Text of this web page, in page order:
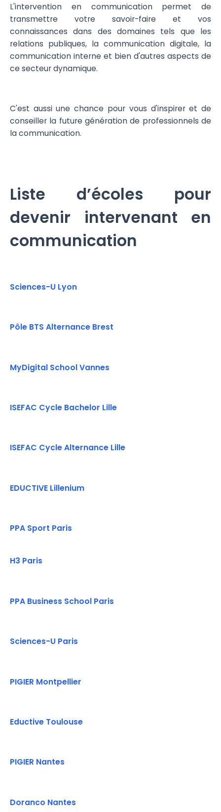
L'intervention en communication permet de
transmettre votre savoir-faire et vos
connaissances dans des domaines tels que les
relations publiques, la communication digitale, la
communication interne et bien d'autres aspects de
ce secteur dynamique.
C'est aussi une chance pour vous d'inspirer et de
conseiller la future génération de professionnels de
la communication.
Liste d’écoles pour
devenir intervenant en
communication
Sciences-U Lyon
Pôle BTS Alternance Brest
MyDigital School Vannes
ISEFAC Cycle Bachelor Lille
ISEFAC Cycle Alternance Lille
EDUCTIVE Lillenium
PPA Sport Paris
H3 Paris
PPA Business School Paris
Sciences-U Paris
PIGIER Montpellier
Eductive Toulouse
PIGIER Nantes
Doranco Nantes